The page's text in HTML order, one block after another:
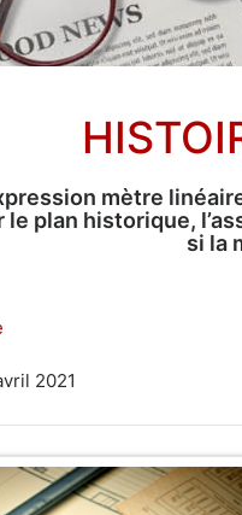
mètre
le plan historique,
si la
2021